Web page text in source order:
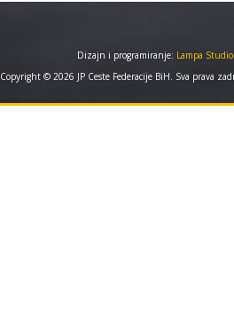
Dizajn i programiranje: Lampa
Copyright © 2026 JP Ceste Federacije BiH. Sva prava